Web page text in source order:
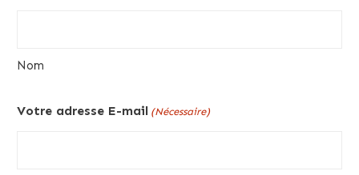
Nom
Votre adresse E-mail (Nécessaire)